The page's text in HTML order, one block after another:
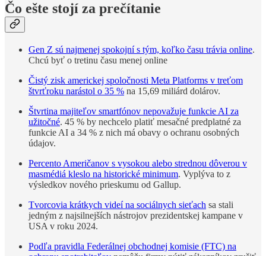
Čo ešte stojí za prečítanie
Gen Z sú najmenej spokojní s tým, koľko času trávia online.
Chcú byť o tretinu času menej online
Čistý zisk americkej spoločnosti Meta Platforms v treťom
štvrťroku narástol o 35 % na 15,69 miliárd dolárov.
Štvrtina majiteľov smartfónov nepovažuje funkcie AI za
užitočné. 45 % by nechcelo platiť mesačné predplatné za
funkcie AI a 34 % z nich má obavy o ochranu osobných
údajov.
Percento Američanov s vysokou alebo strednou dôverou v
masmédiá kleslo na historické minimum. Vyplýva to z
výsledkov nového prieskumu od Gallup.
Tvorcovia krátkych videí na sociálnych sieťach sa stali
jedným z najsilnejších nástrojov prezidentskej kampane v
USA v roku 2024.
Podľa pravidla Federálnej obchodnej komisie (FTC) na